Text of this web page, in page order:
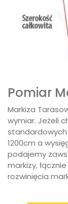
Pomiar
Markiza
wymiar. Jeżeli
standardowych
1200cm a
podajemy
markizy,
rozwinięcia